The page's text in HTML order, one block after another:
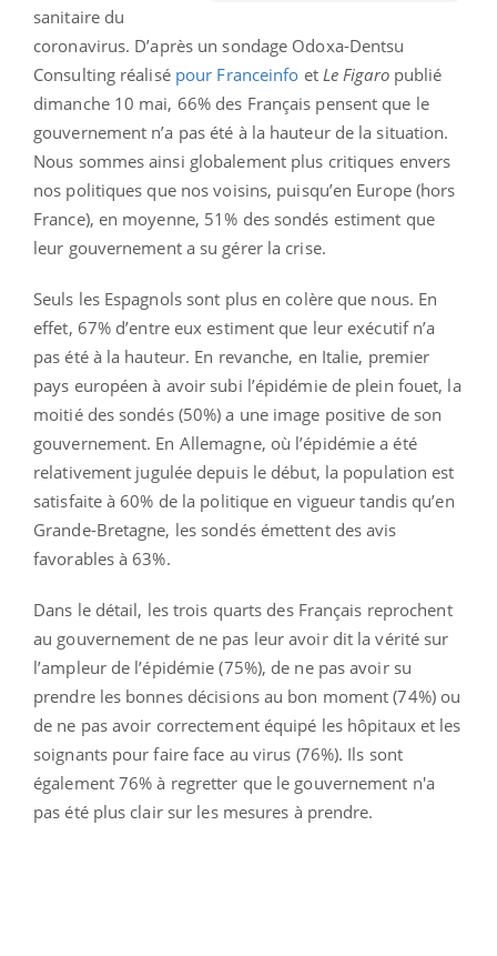
sanitaire du
coronavirus. D’après un sondage Odoxa-Dentsu
Consulting réalisé pour Franceinfo et Le Figaropublié
dimanche 10 mai, 66% des Français pensent que le
gouvernement n’a pas été à la hauteur de la situation.
Nous sommes ainsi globalement plus critiques envers
nos politiques que nos voisins, puisqu’en Europe (hors
France), en moyenne, 51% des sondés estiment que
leur gouvernement a su gérer la crise.
Seuls les Espagnols sont plus en colère que nous. En
effet, 67% d’entre eux estiment que leur exécutif n’a
pas été à la hauteur. En revanche, en Italie, premier
pays européen à avoir subi l’épidémie de plein fouet, la
moitié des sondés (50%) a une image positive de son
gouvernement. En Allemagne, où l’épidémie a été
relativement jugulée depuis le début, la population est
satisfaite à 60% de la politique en vigueur tandis qu’en
Grande-Bretagne, les sondés émettent des avis
favorables à 63%.
Dans le détail, les trois quarts des Français reprochent
au gouvernement de ne pas leur avoir dit la vérité sur
l’ampleur de l’épidémie (75%), de ne pas avoir su
prendre les bonnes décisions au bon moment (74%) ou
de ne pas avoir correctement équipé les hôpitaux et les
soignants pour faire face au virus (76%). Ils sont
également 76% à regretter que le gouvernement n'a
pas été plus clair sur les mesures à prendre.